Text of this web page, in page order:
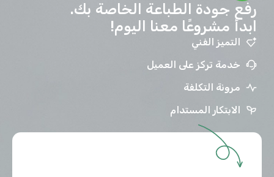
رفع جودة الطباعة الخاصة بك.
ابدأ مشروعًا معنا اليوم!
التميز الفني
خدمة تركز على العميل
مرونة التكلفة
الابتكار المستدام